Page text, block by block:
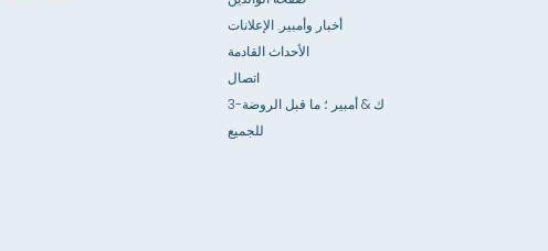
أخبار وأمبير. الإعلانات
الأحداث القادمة
اتصال
3-ك & أمبير ؛ ما قبل الروضة
للجميع